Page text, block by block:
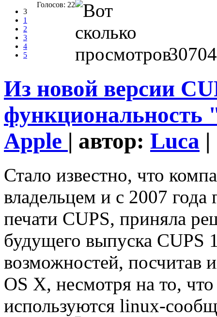
3
1
2
3
4
5
Голосов: 22
30704
Из новой версии
функциональность
Apple | автор: Luca
Стало известно, что
владельцем и с 2007 года
печати CUPS, приняла
будущего выпуска CUPS
возможностей, посчитав
OS X, несмотря на то,
используются linux-